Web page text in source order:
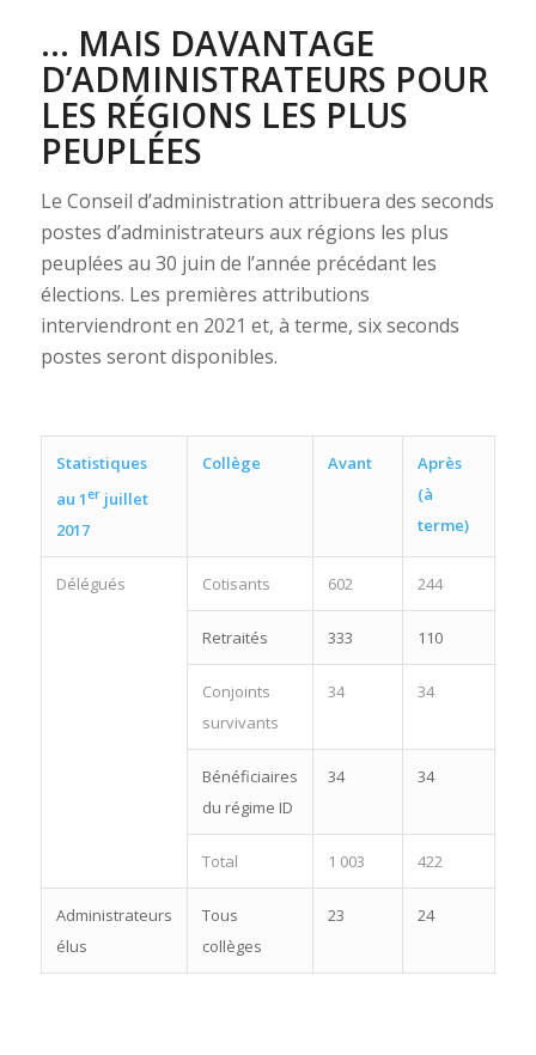
… MAIS DAVANTAGE
D’ADMINISTRATEURS POUR
LES RÉGIONS LES PLUS
PEUPLÉES
Le Conseil d’administration attribuera des seconds
postes d’administrateurs aux régions les plus
peuplées au 30 juin de l’année précédant les
élections. Les premières attributions
interviendront en 2021 et, à terme, six seconds
postes seront disponibles.
Statistiques
au 1erjuillet
2017
Collège Avant
Après
(à
terme)
Délégués Cotisants 602 244
Retraités 333 110
Conjoints
survivants
34 34
Bénéficiaires
du régime ID
34 34
Total 1 003 422
Administrateurs
élus
Tous
collèges
23 24